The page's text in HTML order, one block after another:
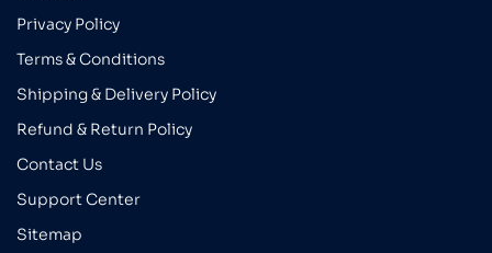
Privacy Policy
Terms & Conditions
Shipping & Delivery Policy
Refund & Return Policy
Contact Us
Support Center
Sitemap